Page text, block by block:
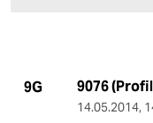
9G 9076
14.05.2014,